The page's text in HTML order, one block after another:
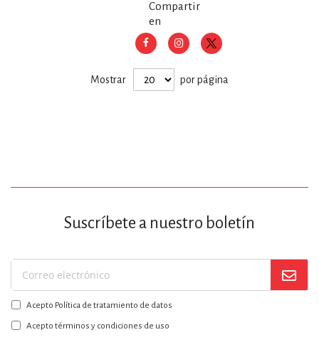
Compartir
en
Mostrar por página
Suscríbete a nuestro boletín
Suscríbase
a
nuestro
boletín:
Acepto Política de tratamiento de datos
Acepto términos y condiciones de uso